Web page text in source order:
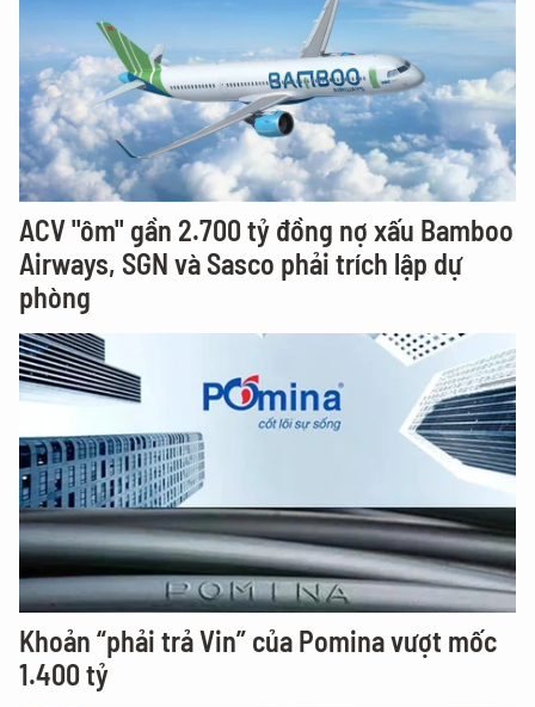
ACV "ôm" gần 2.700 tỷ đồng nợ xấu Bamboo
Airways, SGN và Sasco phải trích lập dự
phòng
Khoản “phải trả Vin” của Pomina vượt mốc
1.400 tỷ